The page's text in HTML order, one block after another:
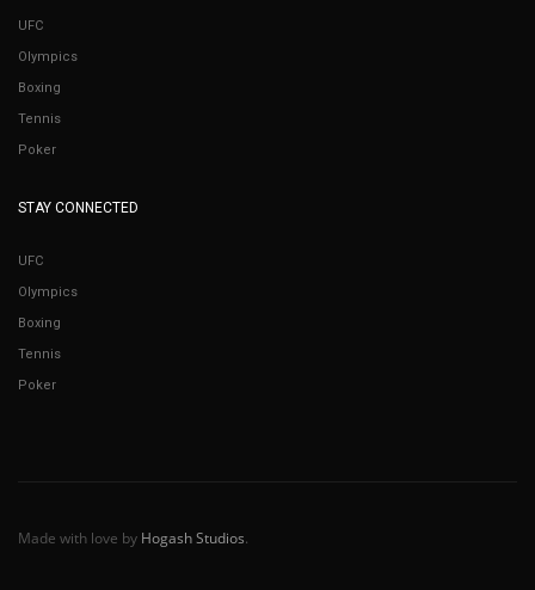
UFC
Olympics
Boxing
Tennis
Poker
STAY CONNECTED
UFC
Olympics
Boxing
Tennis
Poker
Made with love by Hogash Studios.